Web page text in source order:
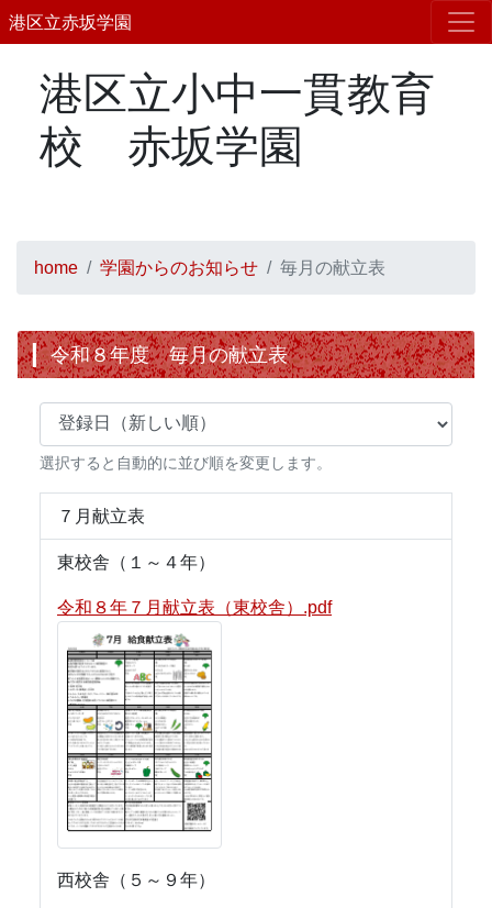
港区立赤坂学園
港区立小中一貫教育
校 赤坂学園
home 学園からのお知らせ 毎月の献立表
令和８年度 毎月の献立表
選択すると自動的に並び順を変更します。
７月献立表
東校舎（１～４年）
令和８年７月献立表（東校舎）.pdf
西校舎（５～９年）